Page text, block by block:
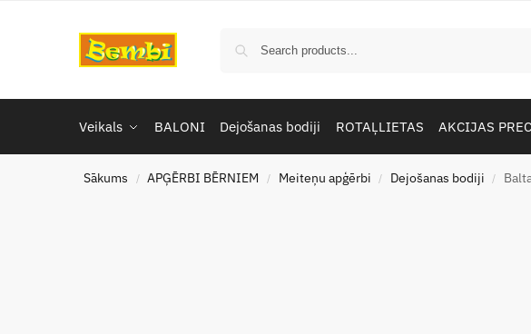
Veikals BALONI Dejošanas bodiji ROTAĻLIETAS AKCIJAS
Sākums / APĢĒRBI BĒRNIEM / Meiteņu apģērbi / Dejošanas bodiji /